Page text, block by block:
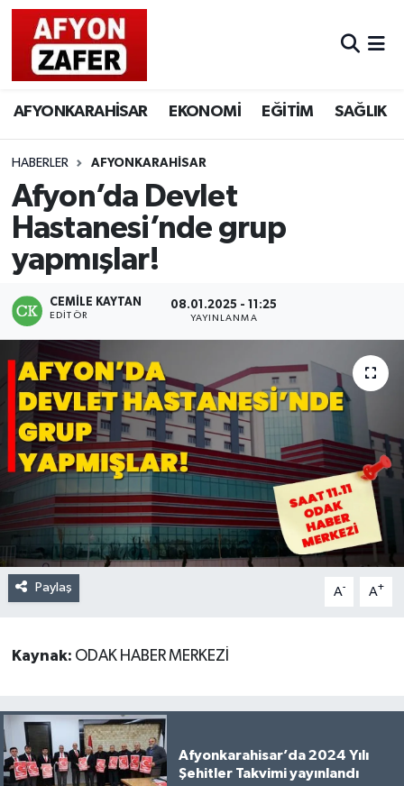
AFYONKARAHİSAR EKONOMİ EĞİTİM SAĞLIK
HABERLER AFYONKARAHİSAR
Afyon’da Devlet
Hastanesi’nde grup
yapmışlar!
CEMILE KAYTAN
EDITÖR
08.01.2025 - 11:25
YAYINLANMA
Paylaş A- A+
Kaynak: ODAK HABER MERKEZİ
Afyonkarahisar’da 2024 Yılı
Şehitler Takvimi yayınlandı